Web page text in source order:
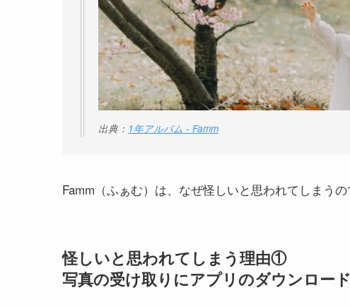
出典： 1年アルバム - Famm
Famm（ふぁむ）は、なぜ怪しいと思われてしまう
怪しいと思われてしまう理由①
写真の受け取りにアプリのダウンロー